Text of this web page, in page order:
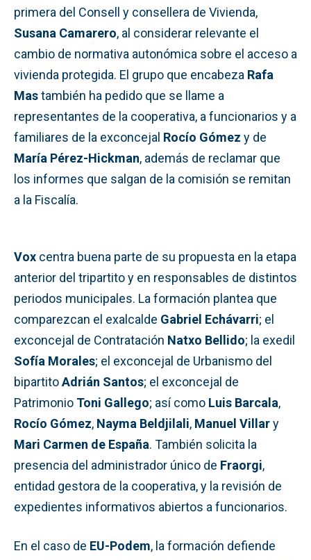
primera del Consell y consellera de Vivienda,
Susana Camarero, al considerar relevante el
cambio de normativa autonómica sobre el acceso a
vivienda protegida. El grupo que encabeza Rafa
Mastambién ha pedido que se llame a
representantes de la cooperativa, a funcionarios y a
familiares de la exconcejal Rocío Gómez y de
María Pérez-Hickman, además de reclamar que
los informes que salgan de la comisión se remitan
a la Fiscalía.
Vox centra buena parte de su propuesta en la etapa
anterior del tripartito y en responsables de distintos
periodos municipales. La formación plantea que
comparezcan el exalcalde Gabriel Echávarri; el
exconcejal de Contratación Natxo Bellido; la exedil
Sofía Morales; el exconcejal de Urbanismo del
bipartitoAdrián Santos; el exconcejal de
Patrimonio Toni Gallego; así como Luis Barcala,
Rocío Gómez, Nayma Beldjilali, Manuel Villary
Mari Carmen de España. También solicita la
presencia del administrador único de Fraorgi,
entidad gestora de la cooperativa, y la revisión de
expedientes informativos abiertos a funcionarios.
En el caso de EU-Podem, la formación defiende